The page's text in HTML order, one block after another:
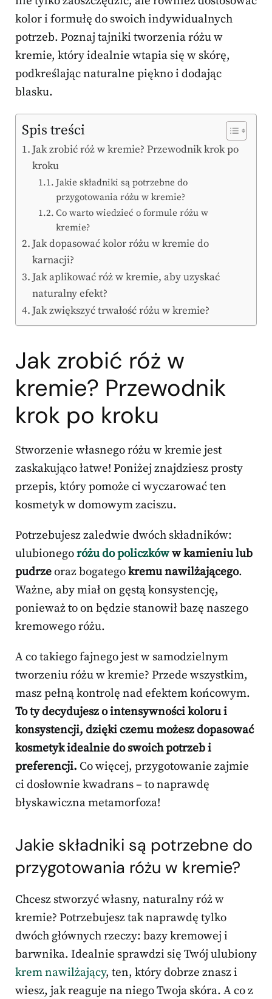
kolor i formułę do swoich indywidualnych
potrzeb. Poznaj tajniki tworzenia różu w
kremie, który idealnie wtapia się w skórę,
podkreślając naturalne piękno i dodając
blasku.
Spis treści
Jak zrobić róż w kremie? Przewodnik krok po
kroku
Jakie składniki są potrzebne do
przygotowania różu w kremie?
Co warto wiedzieć o formule różu w
kremie?
Jak dopasować kolor różu w kremie do
karnacji?
Jak aplikować róż w kremie, aby uzyskać
naturalny efekt?
Jak zwiększyć trwałość różu w kremie?
Jak zrobić róż w
kremie? Przewodnik
krok po kroku
Stworzenie własnego różu w kremie jest
zaskakująco łatwe! Poniżej znajdziesz prosty
przepis, który pomoże ci wyczarować ten
kosmetyk w domowym zaciszu.
Potrzebujesz zaledwie dwóch składników:
ulubionegoróżu do policzkóww kamieniu lub
pudrzeoraz bogategokremu nawilżającego.
Ważne, aby miał on gęstą konsystencję,
ponieważ to on będzie stanowił bazę naszego
kremowego różu.
A co takiego fajnego jest w samodzielnym
tworzeniu różu w kremie? Przede wszystkim,
masz pełną kontrolę nad efektem końcowym.
To ty decydujesz o intensywności koloru i
konsystencji, dzięki czemu możesz dopasować
kosmetyk idealnie do swoich potrzeb i
preferencji. Co więcej, przygotowanie zajmie
ci dosłownie kwadrans – to naprawdę
błyskawiczna metamorfoza!
Jakie składniki są potrzebne do
przygotowania różu w kremie?
Chcesz stworzyć własny, naturalny róż w
kremie? Potrzebujesz tak naprawdę tylko
dwóch głównych rzeczy: bazy kremowej i
barwnika. Idealnie sprawdzi się Twój ulubiony
krem nawilżający, ten, który dobrze znasz i
wiesz, jak reaguje na niego Twoja skóra. A co z